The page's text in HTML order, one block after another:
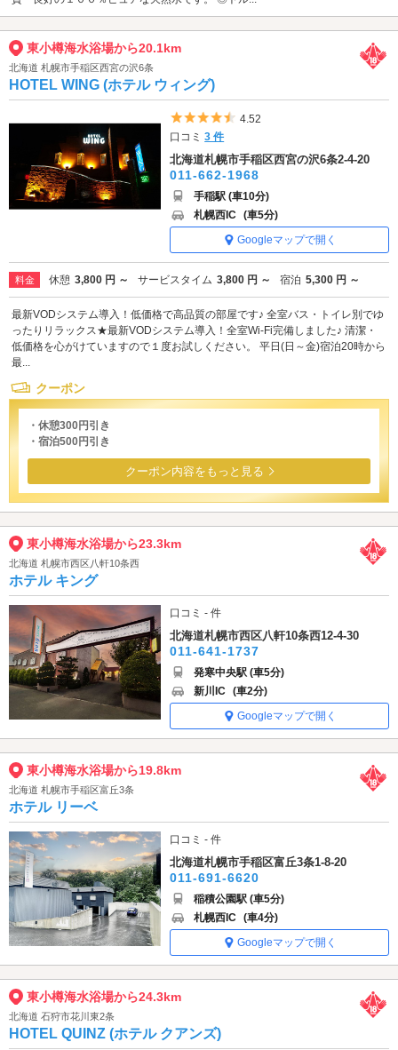
東小樽海水浴場から20.1km
北海道 札幌市手稲区西宮の沢6条
HOTEL WING (ホテル ウィング)
5つ星のうち4.5
4.52
口コミ3 件
北海道札幌市手稲区西宮の沢6条2-4-20
011-662-1968
手稲駅 (車10分)
札幌西IC (車5分)
Googleマップで開く
料金 休憩 3,800 円 ～ サービスタイム 3,800 円 ～ 宿泊 5,300 円 ～
最新VODシステム導入！低価格で高品質の部屋です♪ 全室バス・トイレ別でゆ
ったりリラックス★最新VODシステム導入！全室Wi-Fi完備しました♪ 清潔・
低価格を心がけていますので１度お試しください。 平日(日～金)宿泊20時から
最...
クーポン
・休憩300円引き
・宿泊500円引き
クーポン内容をもっと見る
東小樽海水浴場から23.3km
北海道 札幌市西区八軒10条西
ホテル キング
口コミ - 件
北海道札幌市西区八軒10条西12-4-30
011-641-1737
発寒中央駅 (車5分)
新川IC (車2分)
Googleマップで開く
東小樽海水浴場から19.8km
北海道 札幌市手稲区富丘3条
ホテル リーベ
口コミ - 件
北海道札幌市手稲区富丘3条1-8-20
011-691-6620
稲積公園駅 (車5分)
札幌西IC (車4分)
Googleマップで開く
東小樽海水浴場から24.3km
北海道 石狩市花川東2条
HOTEL QUINZ (ホテル クアンズ)